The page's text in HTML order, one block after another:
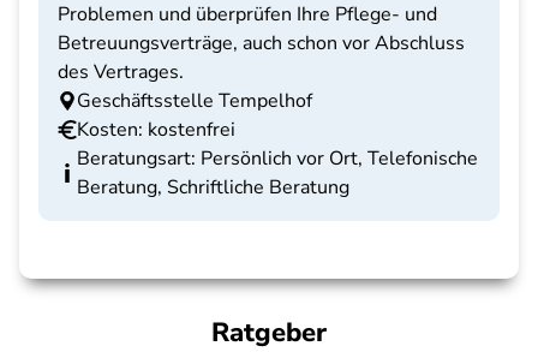
Problemen und überprüfen Ihre Pflege- und
Betreuungsverträge, auch schon vor Abschluss
des Vertrages.
Geschäftsstelle Tempelhof
Kosten: kostenfrei
Beratungsart: Persönlich vor Ort, Telefonische
Beratung, Schriftliche Beratung
Ratgeber